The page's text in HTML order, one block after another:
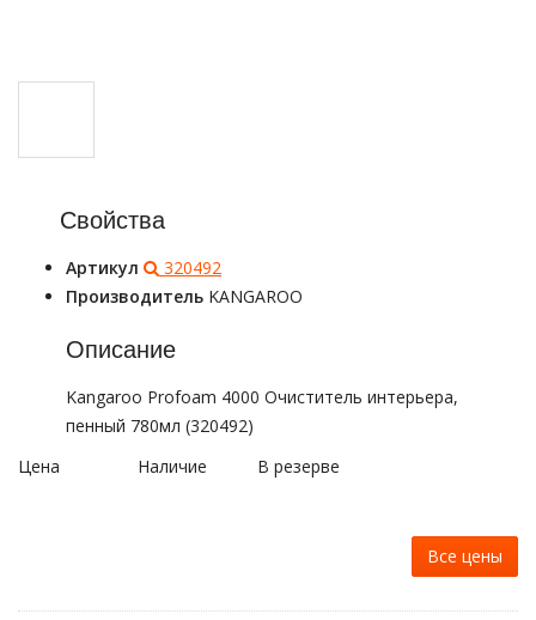
Свойства
Артикул
320492
Производитель KANGAROO
Описание
Kangaroo Profoam 4000 Очиститель интерьера,
пенный 780мл (320492)
Цена
Наличие В резерве
Все цены